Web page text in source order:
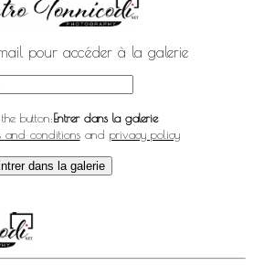
pour accéder à la galerie
button:Entrer dans la galerie
and conditionsand privacy policy
dans la galerie